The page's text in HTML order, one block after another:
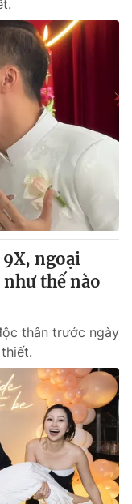
có sự chấp
khi phát hành lại
9X, ngoại
thế nào
thân trước ngày